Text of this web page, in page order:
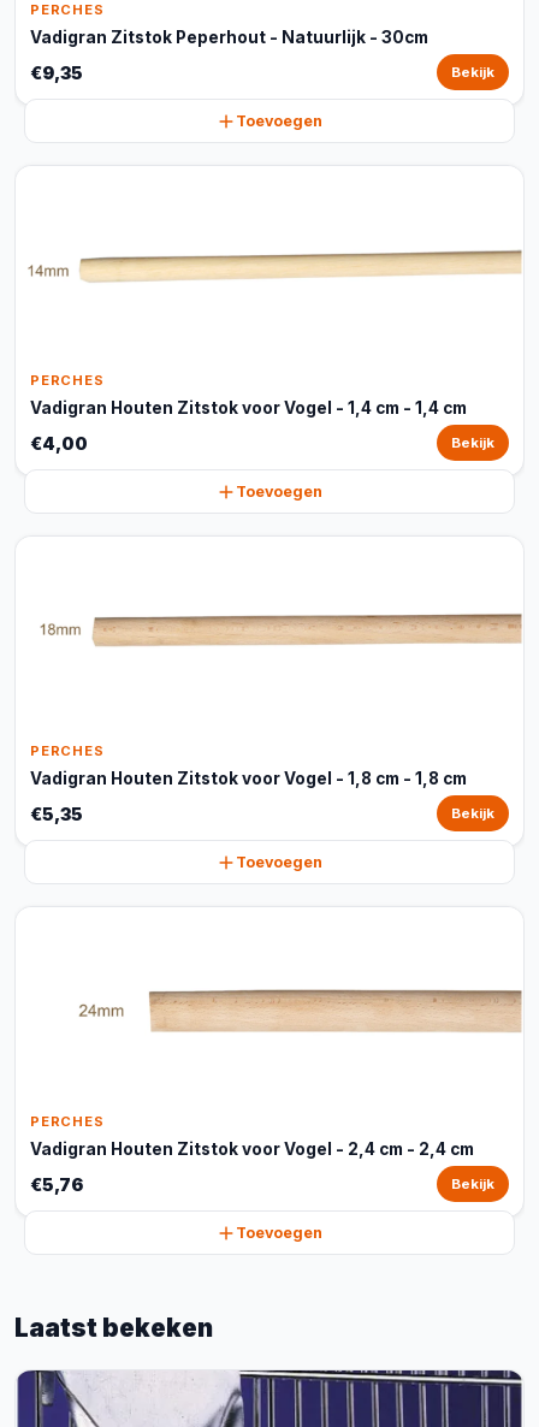
PERCHES
Vadigran Zitstok Peperhout - Natuurlijk - 30cm
€9,35 Bekijk
Toevoegen
PERCHES
Vadigran Houten Zitstok voor Vogel - 1,4 cm - 1,4 cm
€4,00 Bekijk
Toevoegen
PERCHES
Vadigran Houten Zitstok voor Vogel - 1,8 cm - 1,8 cm
€5,35 Bekijk
Toevoegen
PERCHES
Vadigran Houten Zitstok voor Vogel - 2,4 cm - 2,4 cm
€5,76 Bekijk
Toevoegen
Laatst bekeken